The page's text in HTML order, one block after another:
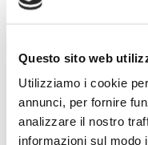
Questo sito web
Utilizziamo i cookie
annunci, per fornire
analizzare il nostro
informazioni sul modo
Di Redazione
Articoli,
Artificiale | Tag: